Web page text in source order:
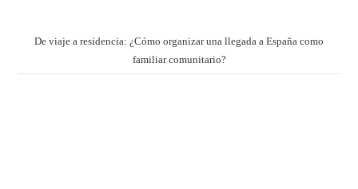
De viaje a residencia: ¿Cómo organizar una llegada a España como
familiar comunitario?